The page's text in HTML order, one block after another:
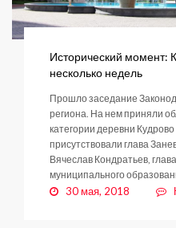
Исторический момент:
несколько недель
Прошло заседание
региона. На нем приняли
категории деревни
присутствовали глава
Вячеслав Кондратьев,
муниципального
30 мая, 2018